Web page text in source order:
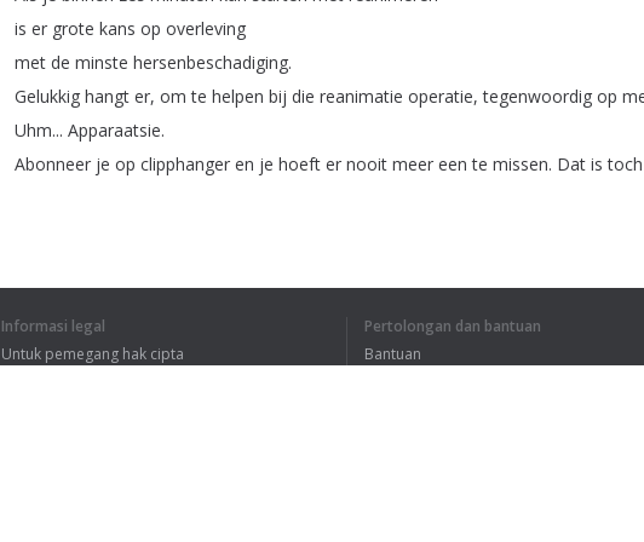
is er grote kans op overleving
met de minste hersenbeschadiging.
Gelukkig hangt er, om te helpen bij die reanimatie operatie,tegenwoordig op
Uhm... Apparaatsie.
Abonneer je op clipphanger en je hoeft er nooit meer een te missen. Dat is toch
SAYA MENGERTI SELURUH
Informasi legal
Untuk pemegang hak cipta
Pertolongan dan bantuan
Bantuan